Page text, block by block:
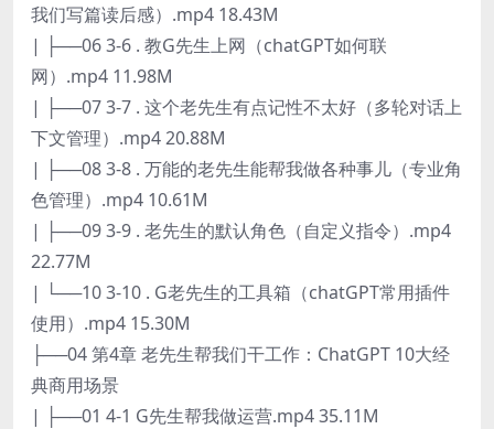
我们写篇读后感）.mp4 18.43M
| ├──06 3-6 . 教G先生上网（chatGPT如何联
网）.mp4 11.98M
| ├──07 3-7 . 这个老先生有点记性不太好（多轮对话上
下文管理）.mp4 20.88M
| ├──08 3-8 . 万能的老先生能帮我做各种事儿（专业角
色管理）.mp4 10.61M
| ├──09 3-9 . 老先生的默认角色（自定义指令）.mp4
22.77M
| └──10 3-10 . G老先生的工具箱（chatGPT常用插件
使用）.mp4 15.30M
├──04 第4章 老先生帮我们干工作：ChatGPT 10大经
典商用场景
| ├──01 4-1 G先生帮我做运营.mp4 35.11M